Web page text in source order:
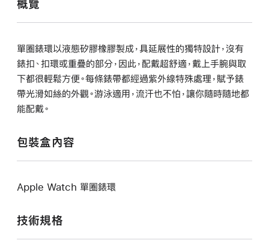
概覽
單圈錶環以液態矽膠橡膠製成，具延展性的獨特設計，沒有
錶扣、扣環或重疊的部分，因此，配戴超舒適，戴上手腕與取
下都很輕鬆方便。每條錶帶都經過紫外線特殊處理，賦予錶
帶光滑如絲的外觀。游泳適用，流汗也不怕，讓你隨時隨地都
能配戴。
包裝盒內容
Apple Watch 單圈錶環
技術規格